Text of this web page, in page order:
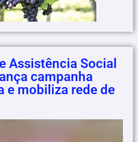
Assistência Social
campanha
e mobiliza rede de